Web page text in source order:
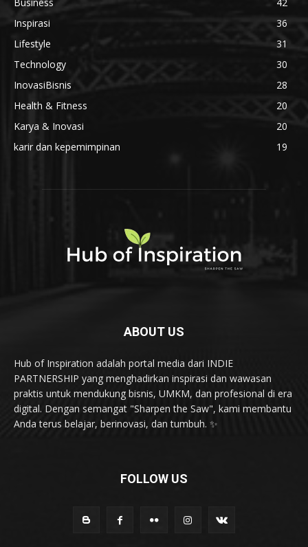
Inspirasi
36
Lifestyle
31
Technology
30
InovasiBisnis
28
Health & Fitness
20
Karya & Inovasi
20
karir dan kepemimpinan
19
ABOUT US
Hub of Inspiration adalah portal media dari INDIE
PARTNERSHIP yang menghadirkan inspirasi dan wawasan
praktis untuk mendukung bisnis, UMKM, dan profesional di era
digital. Dengan semangat "Sharpen the Saw", kami membantu
Anda terus belajar, berinovasi, dan tumbuh. ✨
FOLLOW US